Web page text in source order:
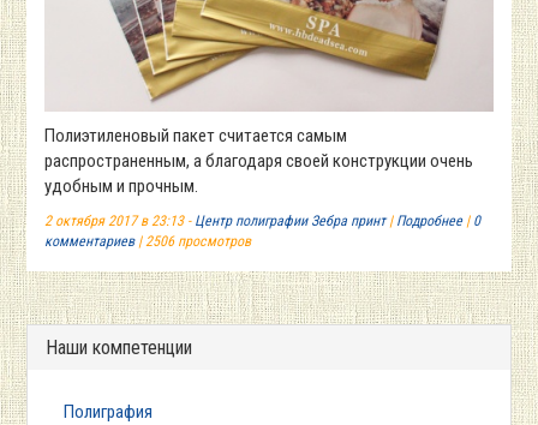
Полиэтиленовый пакет считается самым
распространенным, а благодаря своей конструкции очень
удобным и прочным.
2 октября 2017 в 23:13 - Центр полиграфии Зебра принт| Подробнее| 0
комментариев| 2506 просмотров
Наши компетенции
Полиграфия